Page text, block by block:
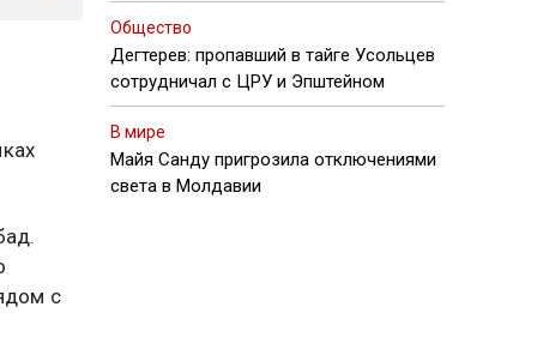
с
Общество
Дегтерев: пропавший в тайге Усольцев
сотрудничал с ЦРУ и Эпштейном
В мире
Майя Санду пригрозила отключениями
света в Молдавии